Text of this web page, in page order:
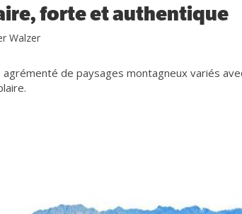
forte et authentique
Walzer
de paysages montagneux variés